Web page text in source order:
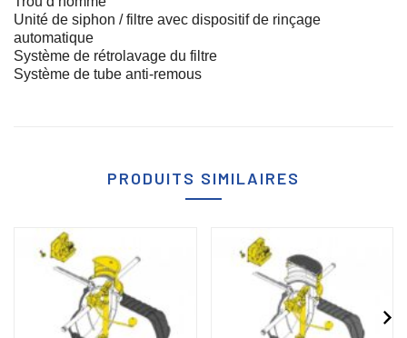
Unité de siphon / filtre avec dispositif de rinçage
automatique
Système de rétrolavage du filtre
Système de tube anti-remous
PRODUITS SIMILAIRES